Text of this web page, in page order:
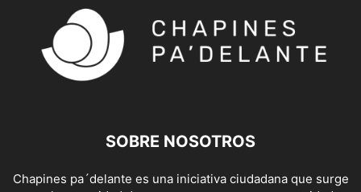
SOBRE NOSOTROS
Chapines pa´delante es una iniciativa ciudadana que surge